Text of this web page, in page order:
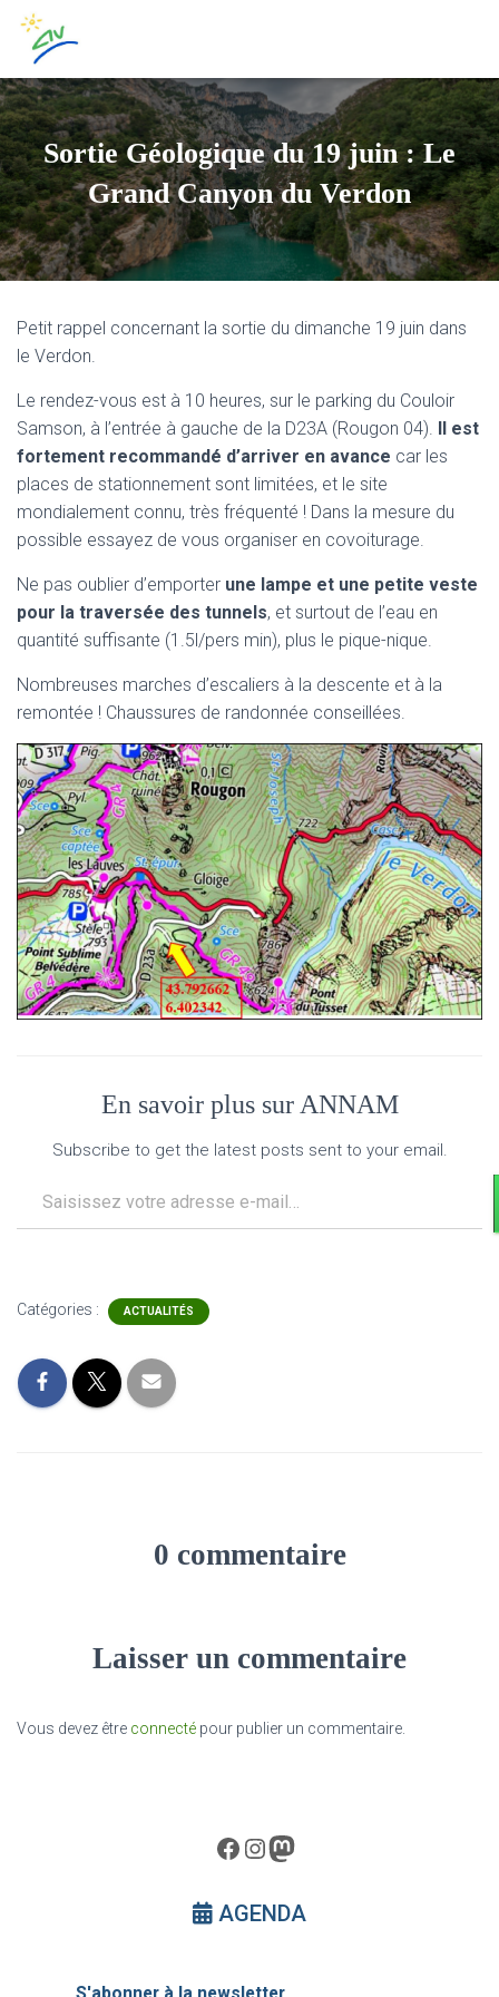
Sortie Géologique du 19 juin : Le
Grand Canyon du Verdon
Petit rappel concernant la sortie du dimanche 19 juin dans
le Verdon.
Le rendez-vous est à 10 heures, sur le parking du Couloir
Samson, à l’entrée à gauche de la D23A (Rougon 04). Il est
fortement recommandé d’arriver en avance car les
places de stationnement sont limitées, et le site
mondialement connu, très fréquenté ! Dans la mesure du
possible essayez de vous organiser en covoiturage.
Ne pas oublier d’emporter une lampe et une petite veste
pour la traversée des tunnels, et surtout de l’eau en
quantité suffisante (1.5l/pers min), plus le pique-nique.
Nombreuses marches d’escaliers à la descente et à la
remontée ! Chaussures de randonnée conseillées.
En savoir plus sur ANNAM
Subscribe to get the latest posts sent to your email.
Catégories : ACTUALITÉS
0 commentaire
Laisser un commentaire
Vous devez être connecté pour publier un commentaire.
Facebook InstagramMastodon
AGENDA
S'abonner à la newsletter